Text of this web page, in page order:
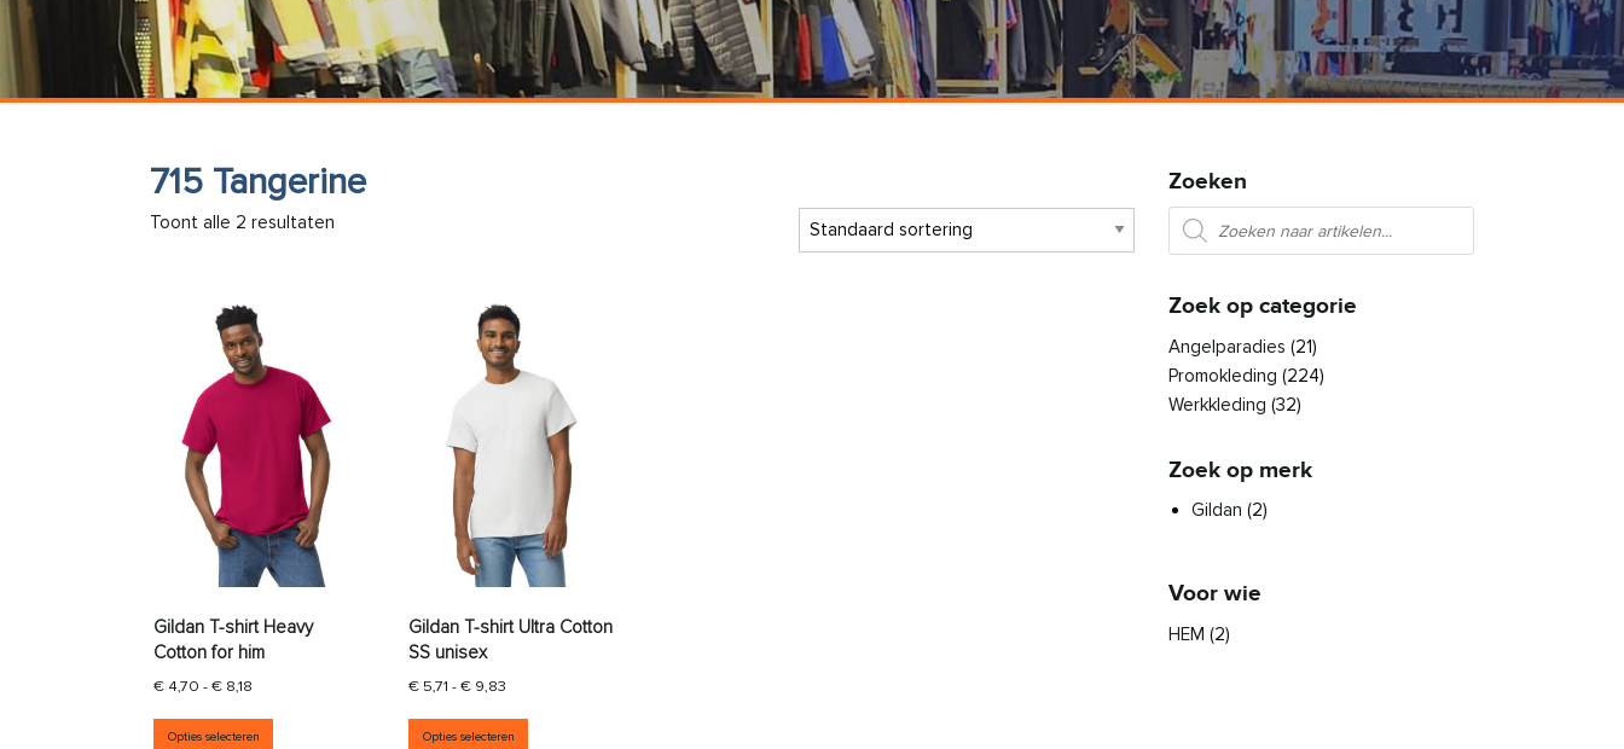
715 Tangerine
Toont alle 2 resultaten
Gildan T-shirt Heavy
Cotton for him
€ 4,70 - € 8,18 Prijsklasse: € 4,70 tot € 8,18
Opties selecteren
Dit product heeft meerdere variaties. Deze optie kan gekozen worden op de productpagina
Gildan T-shirt Ultra Cotton
SS unisex
€ 5,71 -€ 9,83
Opties selecteren
Dit product heeft meerdere variaties. Deze optie kan gekozen worden op de productpagina
Zoeken
Producten zoeken
Zoek op categorie
Angelparadies (21)
Promokleding (224)
Werkkleding (32)
Zoek op merk
Gildan (2)
Voor wie
HEM (2)